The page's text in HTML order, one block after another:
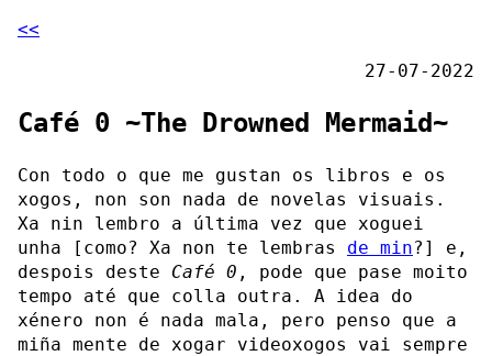
<<
27-07-2022
Café 0 ~The Drowned Mermaid~
Con todo o que me gustan os libros e os
xogos, non son nada de novelas visuais.
Xa nin lembro a última vez que xoguei
unha [como? Xa non te lembras de min?] e,
despois deste Café 0 , pode que pase moito
tempo até que colla outra. A idea do
xénero non é nada mala, pero penso que a
miña mente de xogar videoxogos vai sempre